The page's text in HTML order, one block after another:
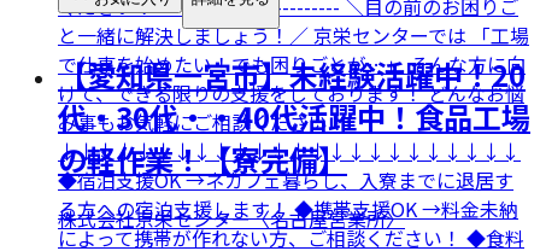
ください！ ------------------------- ＼目の前のお困りご
と一緒に解決しましょう！／ 京栄センターでは 「工場
で仕事を始めたい！でも困りごとが…」 そんな方に向
けて、できる限りの支援をしております！ どんなお悩
み事もお気軽にご相談ください！
↓↓↓↓↓↓↓↓↓↓↓↓↓↓↓↓↓↓↓↓↓↓↓↓
◆宿泊支援OK →ネカフェ暮らし、入寮までに退居す
る方への宿泊支援します！ ◆携帯支援OK →料金未納
によって携帯が作れない方、ご相談ください！ ◆食料
【愛知県一宮市】未経験活躍中！20
代・30代・・40代活躍中！食品工場
の軽作業！【寮完備】
株式会社京栄センター〈名古屋営業所〉